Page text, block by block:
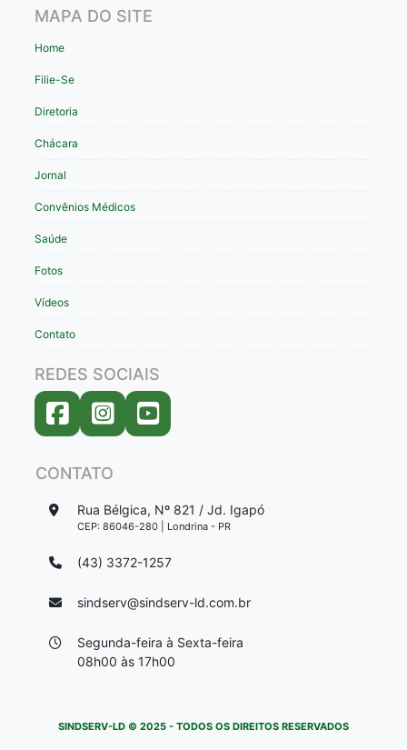
MAPA DO SITE
Home
Filie-Se
Diretoria
Chácara
Jornal
Convênios Médicos
Saúde
Fotos
Vídeos
Contato
REDES SOCIAIS
CONTATO
Rua Bélgica, Nº 821 / Jd. Igapó
CEP: 86046-280 | Londrina - PR
(43) 3372-1257
sindserv@sindserv-ld.com.br
Segunda-feira à Sexta-feira
08h00 às 17h00
SINDSERV-LD © 2025 - TODOS OS DIREITOS RESERVADOS